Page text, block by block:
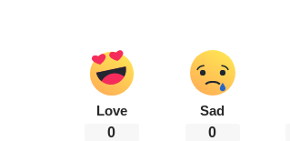
Love
0
Sad
0